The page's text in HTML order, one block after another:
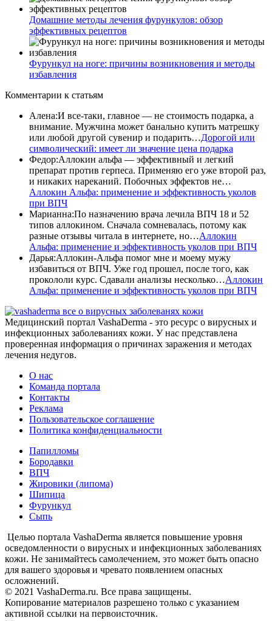
Домашние методы лечения фурункулов: обзор
эффективных рецептов
Фурункул на ноге: причины возникновения и методы
избавления
Комментарии к статьям
Алена:И все-таки, главное — не стоимость подарка, а
внимание. Мужчина может банально купить матрешку
или любой другой сувенир и подарить…Дорогой или
символический: имеет ли значение цена подарка
Федор:Аллокин альфа — эффективный и легкий
препарат против герпеса. Применяю его уже второй раз,
и никаких нареканий. Побочных эффектов не…
Аллокин Альфа: применение и эффективность уколов
при ВПЧ
Марианна:По назначению врача лечила ВПЧ 18 и 52
типов аллокином. Сначала сомневалась, потому как
разные отзывы читала в интернете, но…Аллокин
Альфа: применение и эффективность уколов при ВПЧ
Дарья:Аллокин-Альфа помог мне и моему мужу
избавиться от ВПЧ. Уже год прошел, после того, как
прокололи курс. Сдавали анализы несколько…Аллокин
Альфа: применение и эффективность уколов при ВПЧ
все о вирусных заболеванях кожи
Медицинский портал VashaDerma - это ресурс о вирусных и
инфекционных заболеваниях кожи. У нас представлена
проверенная информация о причинах заражения и методах
лечения недугов.
О нас
Команда портала
Контакты
Реклама
Пользовательское соглашение
Политика конфиденциальности
Папилломы
Бородавки
ВПЧ
Жировики (липома)
Шипица
Фурункул
Сыпь
Целью портала VashaDerma является повышение уровня
осведомленности о вирусных и инфекционных заболеваниях
кожи. Не занимайтесь самолечением, это может быть опасно
для вашего здоровья и чревато появлением опасных
осложнений.
© 2021 VashaDerma.ru. Все права защищены.
Копирование материалов разрешено только с указанием
активной ссылки на первоисточник.